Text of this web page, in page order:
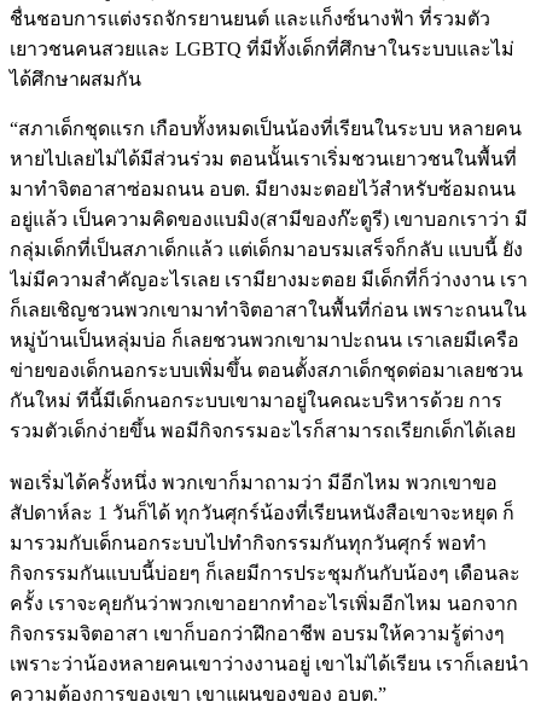
ชื่นชอบการแต่งรถจักรยานยนต์ และแก็งซ์นางฟ้า ที่รวมตัว
เยาวชนคนสวยและ LGBTQ ที่มีทั้งเด็กที่ศึกษาในระบบและไม่
ได้ศึกษาผสมกัน
“สภาเด็กชุดแรก เกือบทั้งหมดเป็นน้องที่เรียนในระบบ หลายคน
หายไปเลยไม่ได้มีส่วนร่วม ตอนนั้นเราเริ่มชวนเยาวชนในพื้นที่
มาทำจิตอาสาซ่อมถนน อบต. มียางมะตอยไว้สำหรับซ้อมถนน
อยู่แล้ว เป็นความคิดของแบมิง(สามีของก๊ะตูรี) เขาบอกเราว่า มี
กลุ่มเด็กที่เป็นสภาเด็กแล้ว แต่เด็กมาอบรมเสร็จก็กลับ แบบนี้ ยัง
ไม่มีความสำคัญอะไรเลย เรามียางมะตอย มีเด็กที่ก็ว่างงาน เรา
ก็เลยเชิญชวนพวกเขามาทำจิตอาสาในพื้นที่ก่อน เพราะถนนใน
หมู่บ้านเป็นหลุ่มบ่อ ก็เลยชวนพวกเขามาปะถนน เราเลยมีเครือ
ข่ายของเด็กนอกระบบเพิ่มขึ้น ตอนตั้งสภาเด็กชุดต่อมาเลยชวน
กันใหม่ ทีนี้มีเด็กนอกระบบเขามาอยู่ในคณะบริหารด้วย การ
รวมตัวเด็กง่ายขึ้น พอมีกิจกรรมอะไรก็สามารถเรียกเด็กได้เลย
พอเริ่มได้ครั้งหนึ่ง พวกเขาก็มาถามว่า มีอีกไหม พวกเขาขอ
สัปดาห์ละ 1 วันก็ได้ ทุกวันศุกร์น้องที่เรียนหนังสือเขาจะหยุด ก็
มารวมกับเด็กนอกระบบไปทำกิจกรรมกันทุกวันศุกร์ พอทำ
กิจกรรมกันแบบนี้บ่อยๆ ก็เลยมีการประชุมกันกับน้องๆ เดือนละ
ครั้ง เราจะคุยกันว่าพวกเขาอยากทำอะไรเพิ่มอีกไหม นอกจาก
กิจกรรมจิตอาสา เขาก็บอกว่าฝึกอาชีพ อบรมให้ความรู้ต่างๆ
เพราะว่าน้องหลายคนเขาว่างงานอยู่ เขาไม่ได้เรียน เราก็เลยนำ
ความต้องการของเขา เขาแผนของของ อบต.”